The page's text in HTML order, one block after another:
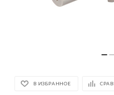
В ИЗБРАННОЕ